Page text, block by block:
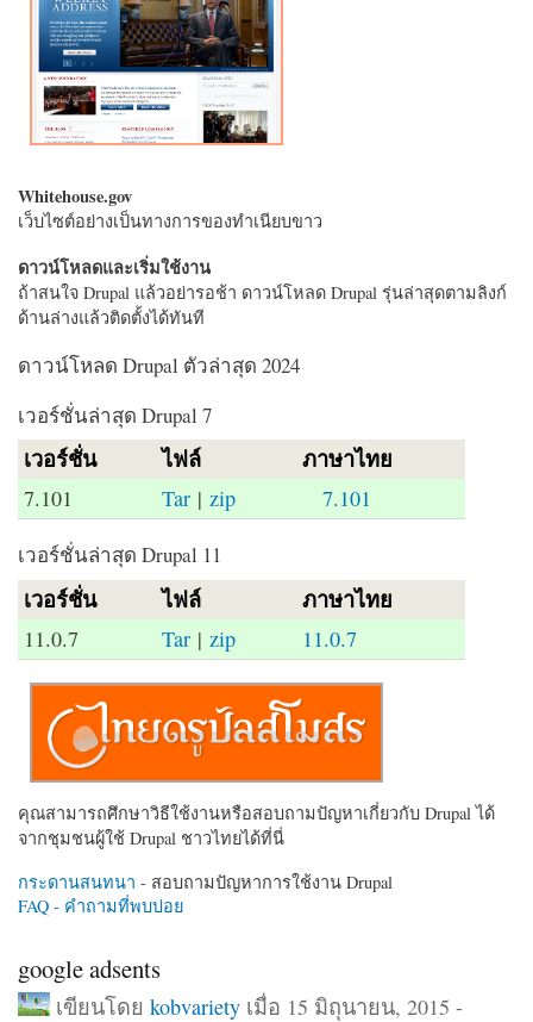
Whitehouse.gov
เว็บไซต์อย่างเป็นทางการของทำเนียบขาว
ดาวน์โหลดและเริ่มใช้งาน
ถ้าสนใจ Drupal แล้วอย่ารอช้า ดาวน์โหลด Drupal รุ่นล่าสุดตามลิงก์
ด้านล่างแล้วติดตั้งได้ทันที
ดาวน์โหลด Drupal ตัวล่าสุด 2024
เวอร์ชั่นล่าสุด Drupal 7
เวอร์ชั่น ไฟล์ ภาษาไทย
7.101 Tar |zip 7.101
เวอร์ชั่นล่าสุด Drupal 11
เวอร์ชั่น ไฟล์ ภาษาไทย
11.0.7 Tar | zip 11.0.7
คุณสามารถศึกษาวิธีใช้งานหรือสอบถามปัญหาเกี่ยวกับ Drupal ได้
จากชุมชนผู้ใช้ Drupal ชาวไทยได้ที่นี่
กระดานสนทนา - สอบถามปัญหาการใช้งาน Drupal
FAQ - คำถามที่พบบ่อย
google adsents
เขียนโดย kobvarietyเมื่อ 15 มิถุนายน, 2015 -